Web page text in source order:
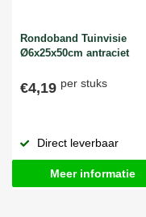
Rondoband Tuinvisie
Ø6x25x50cm antraciet
€4,19 per stuks
Direct leverbaar
Meer informatie